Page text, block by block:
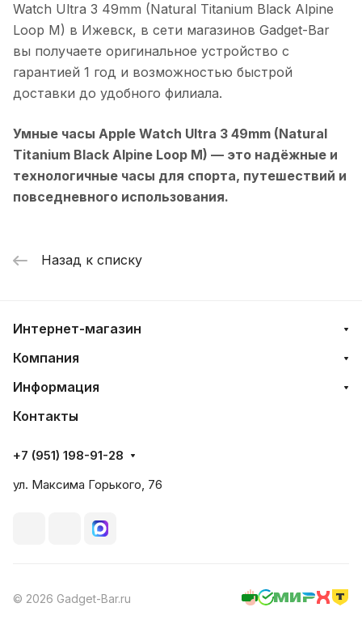
Watch Ultra 3 49mm (Natural Titanium Black Alpine
Loop M) в Ижевск, в сети магазинов Gadget-Bar
вы получаете оригинальное устройство с
гарантией 1 год и возможностью быстрой
доставки до удобного филиала.
Умные часы Apple Watch Ultra 3 49mm (Natural
Titanium Black Alpine Loop M) — это надёжные и
технологичные часы для спорта, путешествий и
повседневного использования.
Назад к списку
Интернет-магазин
Компания
Информация
Контакты
+7 (951) 198-91-28
ул. Максима Горького, 76
© 2026 Gadget-Bar.ru